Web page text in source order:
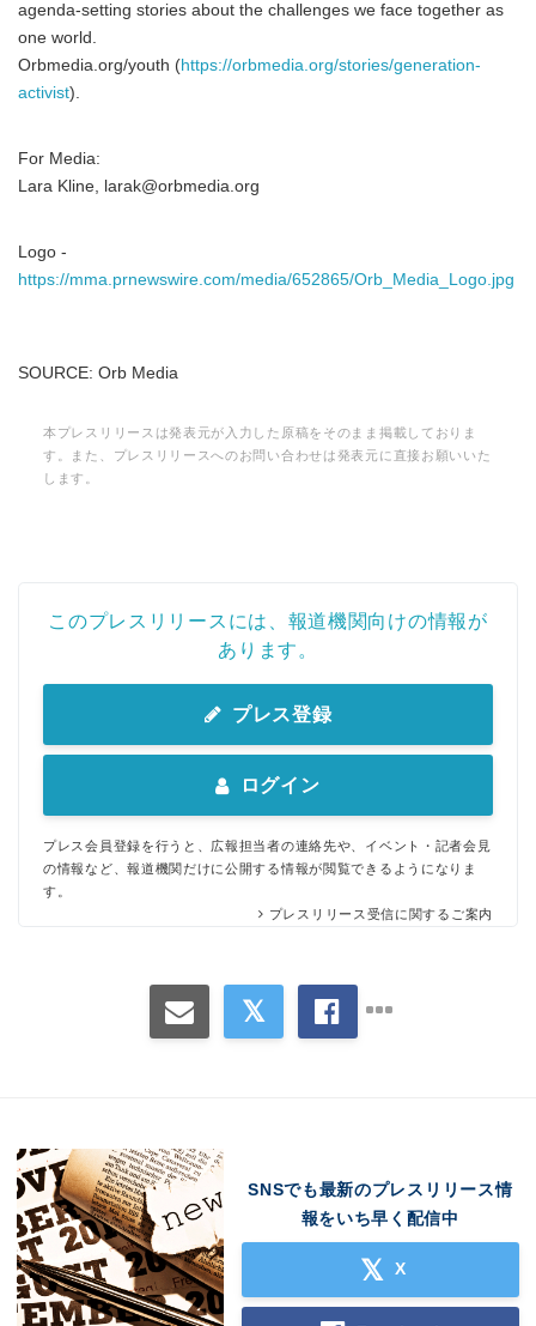
agenda-setting stories about the challenges we face together as
one world.
Orbmedia.org/youth (https://orbmedia.org/stories/generation-
activist).
For Media:
Lara Kline, larak@orbmedia.org
Logo -
https://mma.prnewswire.com/media/652865/Orb_Media_Logo.jpg
SOURCE: Orb Media
本プレスリリースは発表元が入力した原稿をそのまま掲載しておりま
す。また、プレスリリースへのお問い合わせは発表元に直接お願いいた
します。
このプレスリリースには、報道機関向けの情報が
あります。
プレス登録
ログイン
プレス会員登録を行うと、広報担当者の連絡先や、イベント・記者会見
の情報など、報道機関だけに公開する情報が閲覧できるようになりま
す。
プレスリリース受信に関するご案内
SNSでも最新のプレスリリース情
報をいち早く配信中
X
Japanese